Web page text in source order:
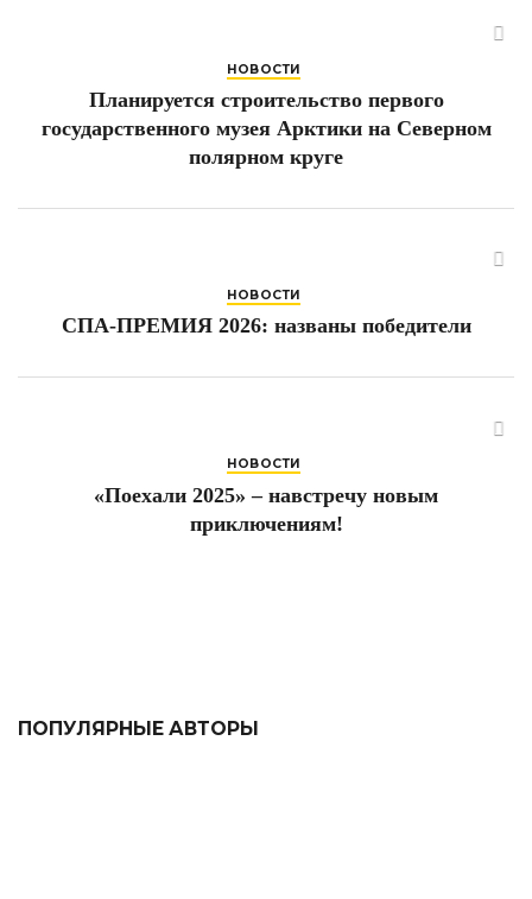
НОВОСТИ
Планируется строительство первого
государственного музея Арктики на Северном
полярном круге
НОВОСТИ
СПА-ПРЕМИЯ 2026: названы победители
НОВОСТИ
«Поехали 2025» – навстречу новым
приключениям!
ПОПУЛЯРНЫЕ АВТОРЫ